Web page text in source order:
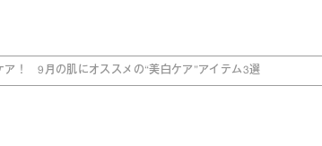
ア！ 9月の肌にオススメの“美白ケア”アイテム3選